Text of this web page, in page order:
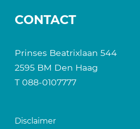
CONTACT
Prinses Beatrixlaan 544
2595 BM Den Haag
T 088-0107777
Disclaimer